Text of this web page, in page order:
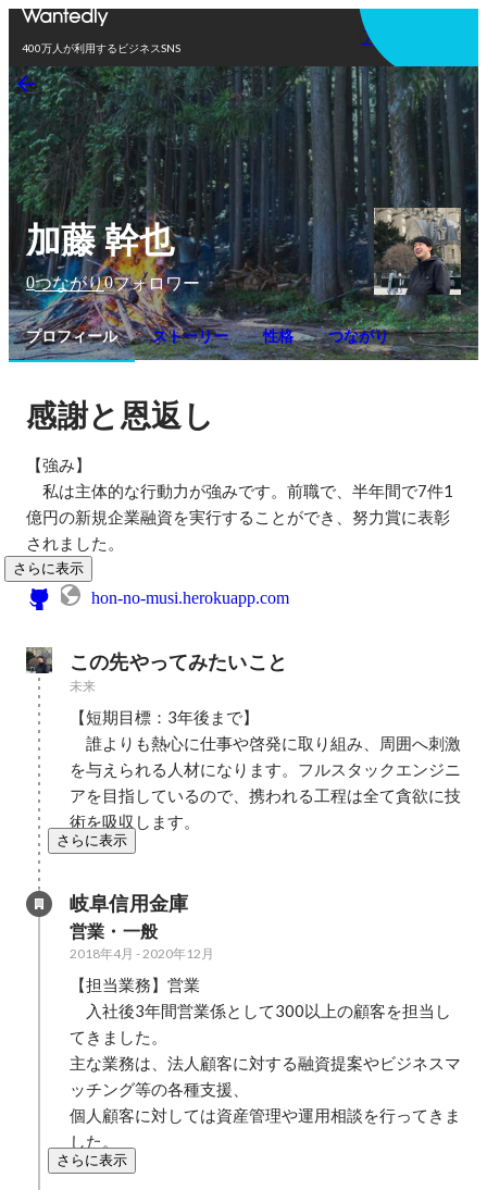
400万人が利用するビジネスSNS
アプリを使う
加藤 幹也
0つながり0フォロワー
プロフィール ストーリー 性格 つながり
感謝と恩返し
【強み】
私は主体的な行動力が強みです。前職で、半年間で7件1
億円の新規企業融資を実行することができ、努力賞に表彰
されました。
さらに表示
hon-no-musi.herokuapp.com
この先やってみたいこと
未来
【短期目標：3年後まで】
誰よりも熱心に仕事や啓発に取り組み、周囲へ刺激
を与えられる人材になります。フルスタックエンジニ
アを目指しているので、携われる工程は全て貪欲に技
術を吸収します。
さらに表示
岐阜信用金庫
営業・一般
2018年4月 -2020年12月
【担当業務】営業
入社後3年間営業係として300以上の顧客を担当し
てきました。
主な業務は、法人顧客に対する融資提案やビジネスマ
ッチング等の各種支援、
個人顧客に対しては資産管理や運用相談を行ってきま
した。
さらに表示